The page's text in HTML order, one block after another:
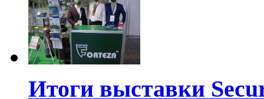
Итоги выставки